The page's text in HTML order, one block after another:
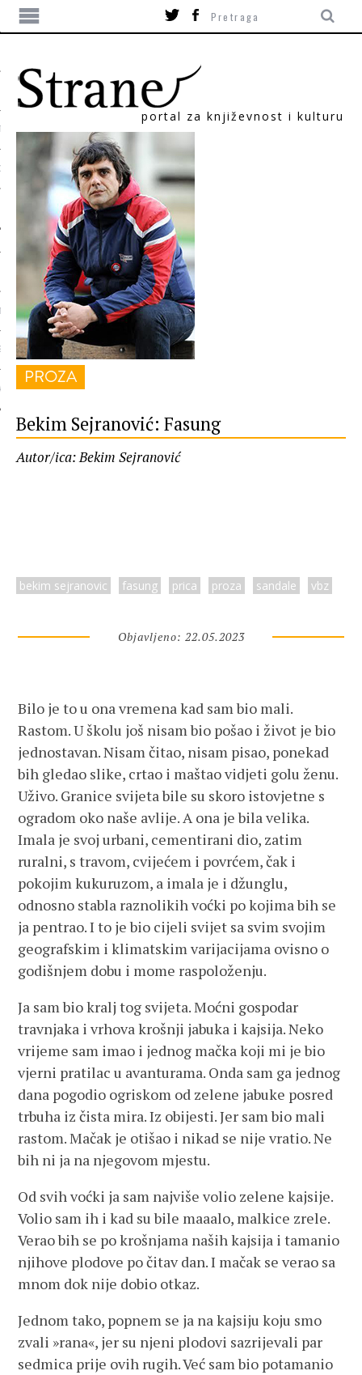
portal za književnost i kulturu
PROZA
Bekim Sejranović: Fasung
Autor/ica: Bekim Sejranović
bekim sejranovic fasung prica proza sandale vbz
Objavljeno: 22.05.2023
Bilo je to u ona vremena kad sam bio mali.
Rastom. U školu još nisam bio pošao i život je bio
jednostavan. Nisam čitao, nisam pisao, ponekad
bih gledao slike, crtao i maštao vidjeti golu ženu.
Uživo. Granice svijeta bile su skoro istovjetne s
ogradom oko naše avlije. A ona je bila velika.
Imala je svoj urbani, cementirani dio, zatim
ruralni, s travom, cvijećem i povrćem, čak i
pokojim kukuruzom, a imala je i džunglu,
odnosno stabla raznolikih voćki po kojima bih se
ja pentrao. I to je bio cijeli svijet sa svim svojim
geografskim i klimatskim varijacijama ovisno o
godišnjem dobu i mome raspoloženju.
Ja sam bio kralj tog svijeta. Moćni gospodar
travnjaka i vrhova krošnji jabuka i kajsija. Neko
vrijeme sam imao i jednog mačka koji mi je bio
vjerni pratilac u avanturama. Onda sam ga jednog
dana pogodio ogriskom od zelene jabuke posred
trbuha iz čista mira. Iz obijesti. Jer sam bio mali
rastom. Mačak je otišao i nikad se nije vratio. Ne
bih ni ja na njegovom mjestu.
Od svih voćki ja sam najviše volio zelene kajsije.
Volio sam ih i kad su bile maaalo, malkice zrele.
Verao bih se po krošnjama naših kajsija i tamanio
njihove plodove po čitav dan. I mačak se verao sa
mnom dok nije dobio otkaz.
Jednom tako, popnem se ja na kajsiju koju smo
zvali »rana«, jer su njeni plodovi sazrijevali par
sedmica prije ovih rugih. Već sam bio potamanio